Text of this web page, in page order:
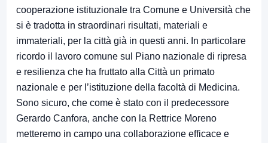
cooperazione istituzionale tra Comune e Università che
si è tradotta in straordinari risultati, materiali e
immateriali, per la città già in questi anni. In particolare
ricordo il lavoro comune sul Piano nazionale di ripresa
e resilienza che ha fruttato alla Città un primato
nazionale e per l’istituzione della facoltà di Medicina.
Sono sicuro, che come è stato con il predecessore
Gerardo Canfora, anche con la Rettrice Moreno
metteremo in campo una collaborazione efficace e